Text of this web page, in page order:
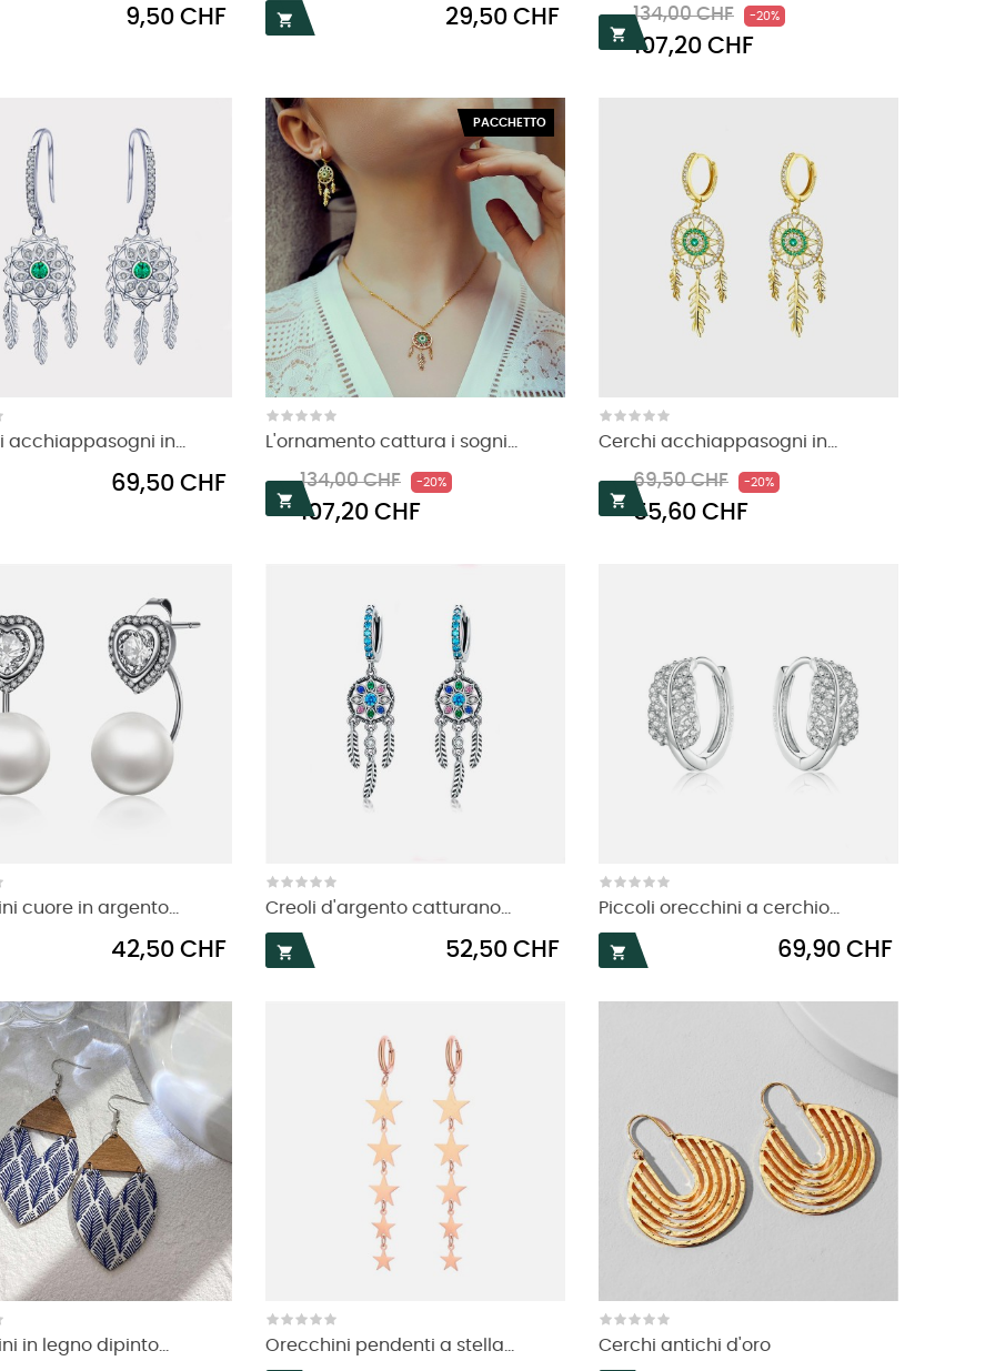
Prezzo
9,50 CHF 
Prezzo
29,50 CHF

Prezzo
regolare
134,00 CHF -20%
107,20 CHF
acchiappasogni in...
Prezzo
69,50 CHF
PACCHETTO
L'ornamento cattura i sogni...

Prezzo
regolare
134,00 CHF -20%
107,20 CHF
Cerchi acchiappasogni in...

Prezzo
regolare
69,50 CHF -20%
55,60 CHF
cuore in argento...
Prezzo
42,50 CHF
Creoli d'argento catturano...

Prezzo
52,50 CHF
Piccoli orecchini a cerchio...

Prezzo
69,90 CHF
in legno dipinto... Orecchini pendenti a stella... Cerchi antichi d'oro